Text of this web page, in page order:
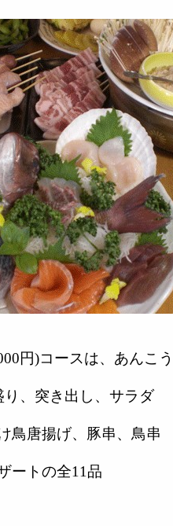
円)コースは、あんこ
り、突き出し、サラダ
鳥唐揚げ、豚串、鳥串
ートの全11品